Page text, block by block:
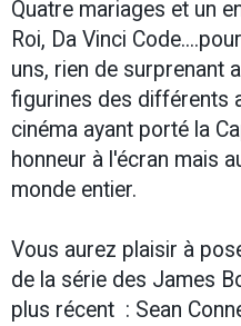
Quatre mariages et un
Roi, Da Vinci
uns, rien de surprenant
figurines des différents
cinéma ayant porté la
honneur à l'écran mais
monde entier.
​Vous aurez plaisir à
de la série des James
plus récent : Sean